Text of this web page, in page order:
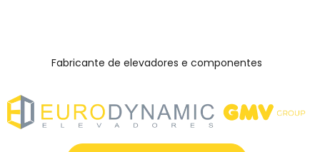
Fabricante de elevadores e componentes